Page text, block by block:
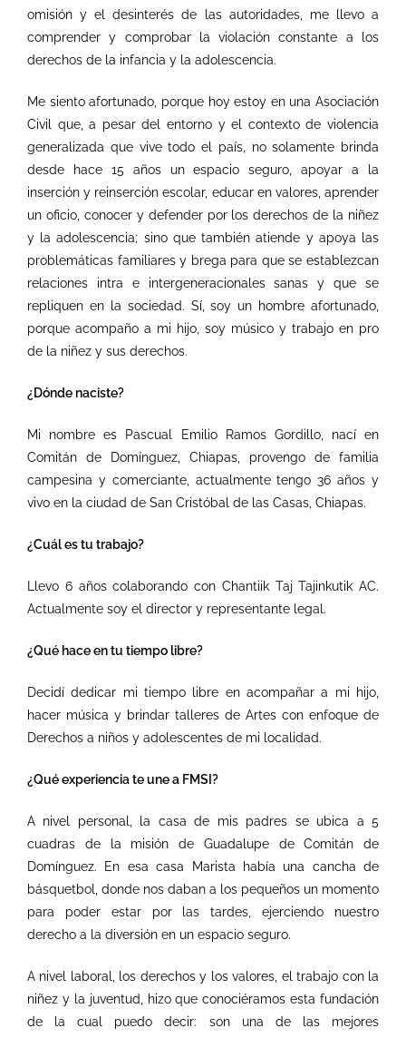
omisión y el desinterés de las autoridades, me llevo a
comprender y comprobar la violación constante a los
derechos de la infancia y la adolescencia.
Me siento afortunado, porque hoy estoy en una Asociación
Civil que, a pesar del entorno y el contexto de violencia
generalizada que vive todo el país, no solamente brinda
desde hace 15 años un espacio seguro, apoyar a la
inserción y reinserción escolar, educar en valores, aprender
un oficio, conocer y defender por los derechos de la niñez
y la adolescencia; sino que también atiende y apoya las
problemáticas familiares y brega para que se establezcan
relaciones intra e intergeneracionales sanas y que se
repliquen en la sociedad. Sí, soy un hombre afortunado,
porque acompaño a mi hijo, soy músico y trabajo en pro
de la niñez y sus derechos.
¿Dónde naciste?
Mi nombre es Pascual Emilio Ramos Gordillo, nací en
Comitán de Domínguez, Chiapas, provengo de familia
campesina y comerciante, actualmente tengo 36 años y
vivo en la ciudad de San Cristóbal de las Casas, Chiapas.
¿Cuál es tu trabajo?
Llevo 6 años colaborando con Chantiik Taj Tajinkutik AC.
Actualmente soy el director y representante legal.
¿Qué hace en tu tiempo libre?
Decidí dedicar mi tiempo libre en acompañar a mi hijo,
hacer música y brindar talleres de Artes con enfoque de
Derechos a niños y adolescentes de mi localidad.
¿Qué experiencia te une a FMSI?
A nivel personal, la casa de mis padres se ubica a 5
cuadras de la misión de Guadalupe de Comitán de
Domínguez. En esa casa Marista había una cancha de
básquetbol, donde nos daban a los pequeños un momento
para poder estar por las tardes, ejerciendo nuestro
derecho a la diversión en un espacio seguro.
A nivel laboral, los derechos y los valores, el trabajo con la
niñez y la juventud, hizo que conociéramos esta fundación
de la cual puedo decir: son una de las mejores